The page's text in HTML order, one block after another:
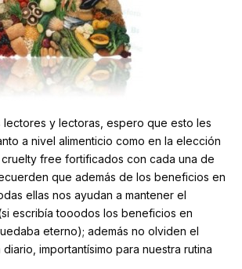
y lectoras, espero que esto les
a nivel alimenticio como en la elección
free fortificados con cada una de
que además de los beneficios en
ellas nos ayudan a mantener el
escribía tooodos los beneficios en
eterno); además no olviden el
importantísimo para nuestra rutina